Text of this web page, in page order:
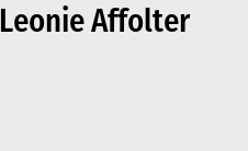
Leonie Affolter